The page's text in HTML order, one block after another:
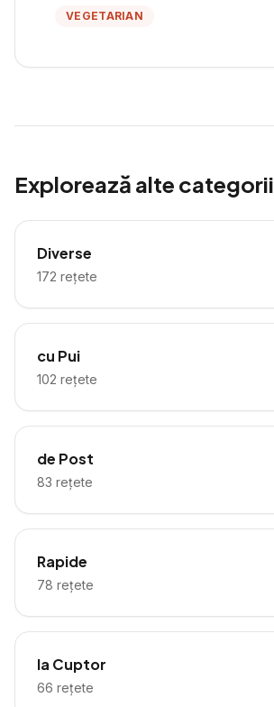
VEGETARIAN
Explorează alte categorii
Diverse
172 rețete
cu Pui
102 rețete
de Post
83 rețete
Rapide
78 rețete
la Cuptor
66 rețete